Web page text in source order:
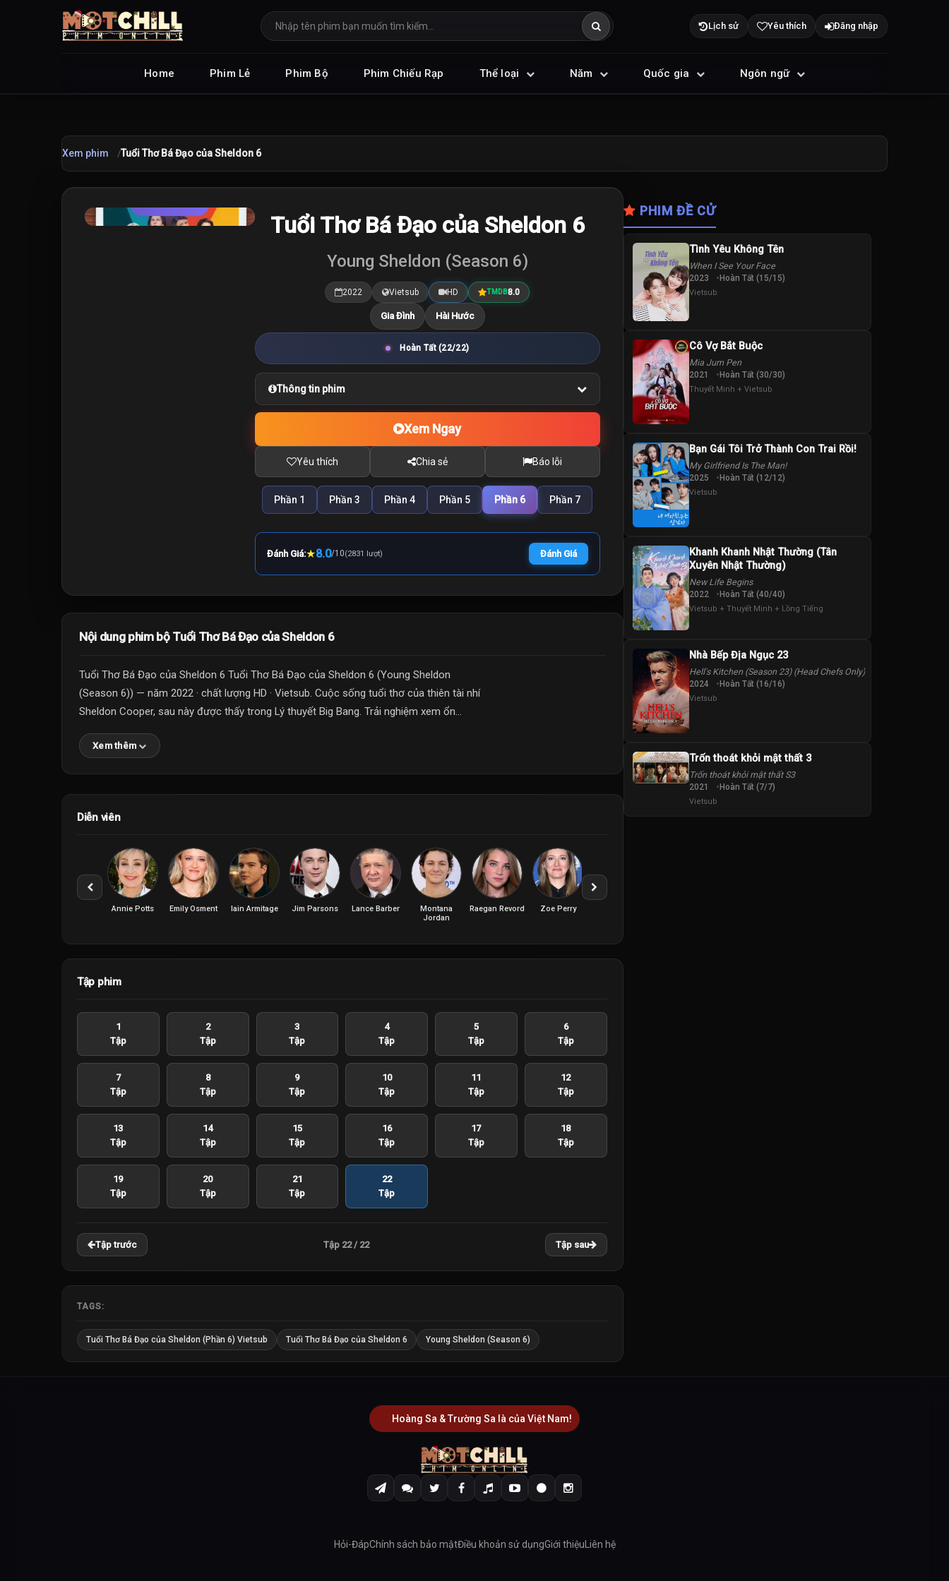
Lịch sử Yêu thích Đăng nhập
Home Phim Lẻ Phim Bộ Phim Chiếu Rạp Thể loại Năm Quốc gia Ngôn ngữ
Xem phim Tuổi Thơ Bá Đạo của Sheldon 6
★ Tuổi Thơ Bá Đạo của Sheldon 6
Young Sheldon (Season 6)
2022 Vietsub HD TMDB8.0
Gia Đình Hài Hước
Hoàn Tất (22/22)
Thông tin phim
Xem Ngay
Yêu thích Chia sẻ Báo lỗi
Phần 1 Phần 3 Phần 4 Phần 5 Phần 6 Phần 7
Đánh Giá:★8.0/10(2831 lượt) Đánh Giá
Nội dung phim bộ Tuổi Thơ Bá Đạo của Sheldon 6
Tuổi Thơ Bá Đạo của Sheldon 6 Tuổi Thơ Bá Đạo của Sheldon 6 (Young Sheldon
(Season 6)) — năm 2022 · chất lượng HD · Vietsub. Cuộc sống tuổi thơ của thiên tài nhí
Sheldon Cooper, sau này được thấy trong Lý thuyết Big Bang. Trải nghiệm xem ổn...
Xem thêm
Diễn viên
Annie Potts Emily Osment Iain Armitage Jim Parsons Lance Barber
Montana
Jordan
Raegan Revord Zoe Perry
Tập phim
1
Tập
2
Tập
3
Tập
4
Tập
5
Tập
6
Tập
7
Tập
8
Tập
9
Tập
10
Tập
11
Tập
12
Tập
13
Tập
14
Tập
15
Tập
16
Tập
17
Tập
18
Tập
19
Tập
20
Tập
21
Tập
22
Tập
Tập trước Tập 22 / 22 Tập sau
TAGS:
Tuổi Thơ Bá Đạo của Sheldon (Phần 6) Vietsub Tuổi Thơ Bá Đạo của Sheldon 6 Young Sheldon (Season 6)
PHIM ĐỀ CỬ
Tình Yêu Không Tên
When I See Your Face
2023 Hoàn Tất (15/15)
Vietsub
Cô Vợ Bắt Buộc
Mia Jum Pen
2021 Hoàn Tất (30/30)
Thuyết Minh + Vietsub
Bạn Gái Tôi Trở Thành Con Trai Rồi!
My Girlfriend Is The Man!
2025 Hoàn Tất (12/12)
Vietsub
Khanh Khanh Nhật Thường (Tân
Xuyên Nhật Thường)
New Life Begins
2022 Hoàn Tất (40/40)
Vietsub + Thuyết Minh + Lồng Tiếng
Nhà Bếp Địa Ngục 23
Hell's Kitchen (Season 23) (Head Chefs Only)
2024 Hoàn Tất (16/16)
Vietsub
Trốn thoát khỏi mật thất 3
Trốn thoát khỏi mật thất S3
2021 Hoàn Tất (7/7)
Vietsub
Hoàng Sa & Trường Sa là của Việt Nam!
Hỏi-ĐápChính sách bảo mậtĐiều khoản sử dụngGiới thiệuLiên hệ